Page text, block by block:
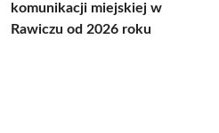
komunikacji miejskiej w
Rawiczu od 2026 roku